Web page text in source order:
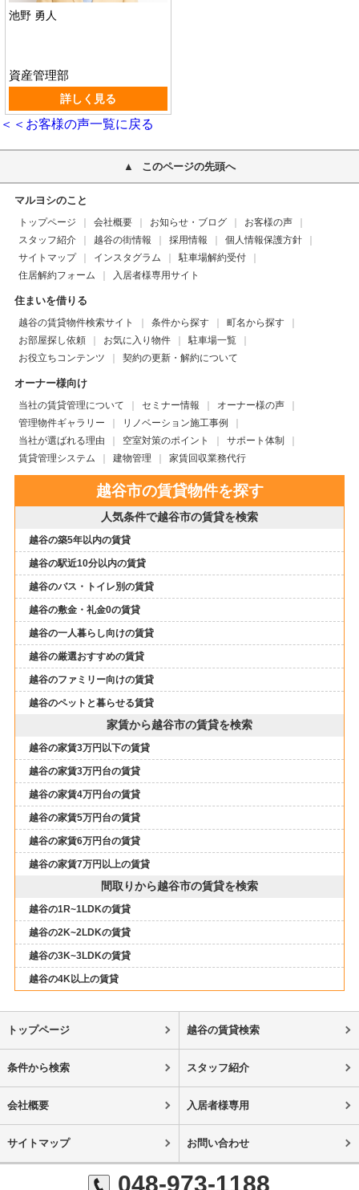
池野 勇人
資産管理部
詳しく見る
＜＜お客様の声一覧に戻る
このページの先頭へ
マルヨシのこと
トップページ 会社概要 お知らせ・ブログ
お客様の声
スタッフ紹介
越谷の街情報 採用情報
個人情報保護方針
サイトマップ
インスタグラム
駐車場解約受付
住居解約フォーム
入居者様専用サイト
住まいを借りる
越谷の賃貸物件検索サイト 条件から探す
町名から探す
お部屋探し依頼
お気に入り物件
駐車場一覧
お役立ちコンテンツ
契約の更新・解約について
オーナー様向け
当社の賃貸管理について セミナー情報
オーナー様の声
管理物件ギャラリー
リノベーション施工事例
当社が選ばれる理由
空室対策のポイント
サポート体制
賃貸管理システム
建物管理 家賃回収業務代行
越谷市の賃貸物件を探す
人気条件で越谷市の賃貸を検索
越谷の築5年以内の賃貸
越谷の駅近10分以内の賃貸
越谷のバス・トイレ別の賃貸
越谷の敷金・礼金0の賃貸
越谷の一人暮らし向けの賃貸
越谷の厳選おすすめの賃貸
越谷のファミリー向けの賃貸
越谷のペットと暮らせる賃貸
家賃から越谷市の賃貸を検索
越谷の家賃3万円以下の賃貸
越谷の家賃3万円台の賃貸
越谷の家賃4万円台の賃貸
越谷の家賃5万円台の賃貸
越谷の家賃6万円台の賃貸
越谷の家賃7万円以上の賃貸
間取りから越谷市の賃貸を検索
越谷の1R~1LDKの賃貸
越谷の2K~2LDKの賃貸
越谷の3K~3LDKの賃貸
越谷の4K以上の賃貸
トップページ 越谷の賃貸検索
条件から検索 スタッフ紹介
会社概要 入居者様専用
サイトマップ お問い合わせ
048-973-1188